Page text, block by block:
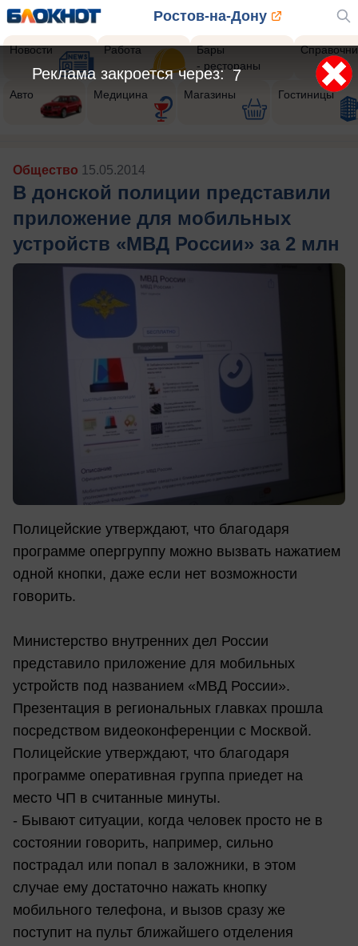
Ростов-на-Дону
Новости Работа
Бары
- рестораны
Авто Медицина Магазины Гостиницы
Общество 15.05.2014
В донской полиции представили
приложение для мобильных
устройств «МВД России» за 2 млн
Полицейские утверждают, что благодаря
программе опергруппу можно вызвать нажатием
одной кнопки, даже если нет возможности
говорить.
Министерство внутренних дел России
представило приложение для мобильных
устройств под названием «МВД России».
Презентация в региональных главках прошла
посредством видеоконференции с Москвой.
Полицейские утверждают, что благодаря
программе оперативная группа приедет на
место ЧП в считанные минуты.
- Бывают ситуации, когда человек просто не в
состоянии говорить, например, сильно
пострадал или попал в заложники, в этом
случае ему достаточно нажать кнопку
мобильного телефона, и вызов сразу же
поступит на пульт ближайшего отделения
5
Реклама закроется через: